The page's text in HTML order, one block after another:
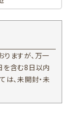
りますが、万一
を含む8日以内
は、未開封・未